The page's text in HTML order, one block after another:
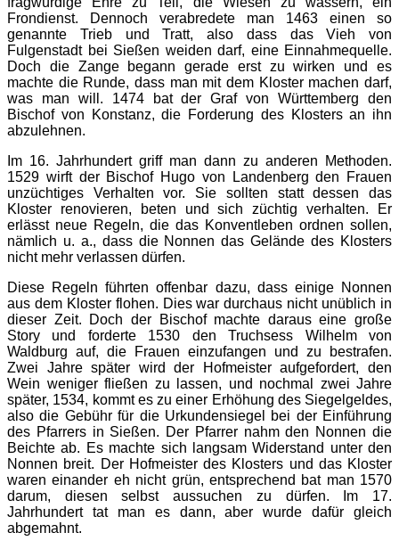
Frondienst. Dennoch verabredete man 1463 einen so
genannte Trieb und Tratt, also dass das Vieh von
Fulgenstadt bei Sießen weiden darf, eine Einnahmequelle.
Doch die Zange begann gerade erst zu wirken und es
machte die Runde, dass man mit dem Kloster machen darf,
was man will. 1474 bat der Graf von Württemberg den
Bischof von Konstanz, die Forderung des Klosters an ihn
abzulehnen.
Im 16. Jahrhundert griff man dann zu anderen Methoden.
1529 wirft der Bischof Hugo von Landenberg den Frauen
unzüchtiges Verhalten vor. Sie sollten statt dessen das
Kloster renovieren, beten und sich züchtig verhalten. Er
erlässt neue Regeln, die das Konventleben ordnen sollen,
nämlich u. a., dass die Nonnen das Gelände des Klosters
nicht mehr verlassen dürfen.
Diese Regeln führten offenbar dazu, dass einige Nonnen
aus dem Kloster flohen. Dies war durchaus nicht unüblich in
dieser Zeit. Doch der Bischof machte daraus eine große
Story und forderte 1530 den Truchsess Wilhelm von
Waldburg auf, die Frauen einzufangen und zu bestrafen.
Zwei Jahre später wird der Hofmeister aufgefordert, den
Wein weniger fließen zu lassen, und nochmal zwei Jahre
später, 1534, kommt es zu einer Erhöhung des Siegelgeldes,
also die Gebühr für die Urkundensiegel bei der Einführung
des Pfarrers in Sießen. Der Pfarrer nahm den Nonnen die
Beichte ab. Es machte sich langsam Widerstand unter den
Nonnen breit. Der Hofmeister des Klosters und das Kloster
waren einander eh nicht grün, entsprechend bat man 1570
darum, diesen selbst aussuchen zu dürfen. Im 17.
Jahrhundert tat man es dann, aber wurde dafür gleich
abgemahnt.